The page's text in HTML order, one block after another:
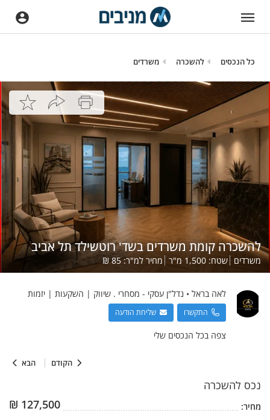
כל הנכסים להשכרה משרדים
הקודם הבא
להשכרה קומת משרדים בשד' רוטשילד תל אביב
משרדים שטח: 1,500 מ"ר מחיר למ"ר:85
₪
לאה בראל • נדל"ן עסקי - מסחרי . שיווק | השקעות | יזמות
התקשרו שליחת הודעה
צפה בכל הנכסים שלי
נכס להשכרה
מחיר: 127,500
₪